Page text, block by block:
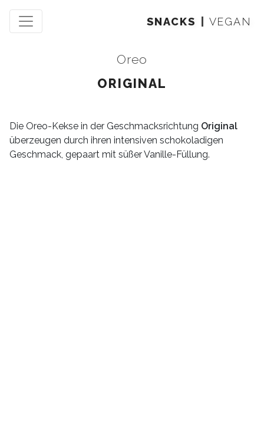
SNACKS VEGAN
Oreo
ORIGINAL
Die Oreo-Kekse in der Geschmacksrichtung Original
überzeugen durch ihren intensiven schokoladigen
Geschmack, gepaart mit süßer Vanille-Füllung.